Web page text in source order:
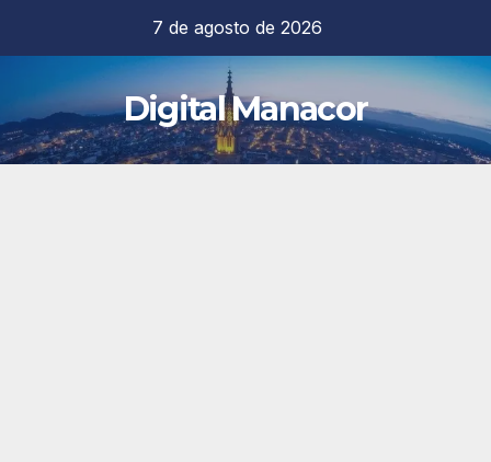
contenido
7 de agosto de 2026
Digital Manacor